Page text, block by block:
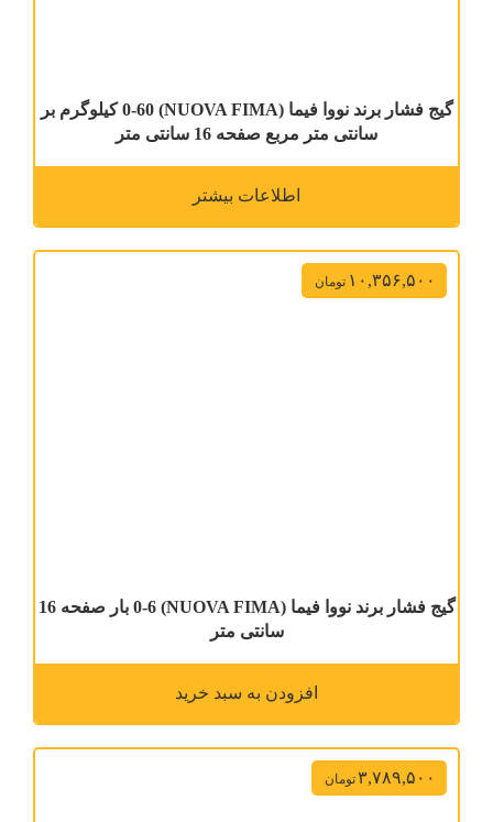
گیج فشار برند نووا فیما (NUOVA FIMA) 0-60 کیلوگرم بر
سانتی متر مربع صفحه 16 سانتی متر
اطلاعات بیشتر
گیج فشار برند نووا فیما (NUOVA FIMA) 0-6 بار صفحه 16
سانتی متر
۱۰,۳۵۶,۵۰۰ تومان
افزودن به سبد خرید
۳,۷۸۹,۵۰۰تومان